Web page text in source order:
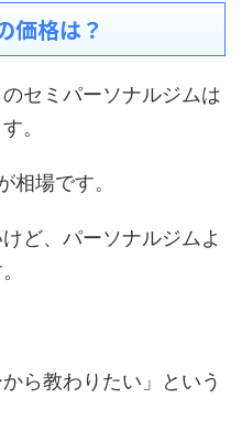
価格は？
セミパーソナルジムは
。
相場です。
ど、パーソナルジムよ
ら教わりたい」という